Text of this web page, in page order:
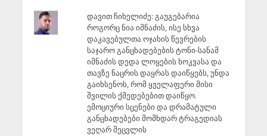
დავით ჩიხელიძე: გაუგებარია
როგორც ნია იმნაძის, ისე სხვა
დაკავებულთა ოჯახის წევრების
საჯარო განცხადებების ტონი-სანამ
იმნაძის დედა ლოყების ხოკვასა და
თავზე ნაცრის დაყრას დაიწყებს, უნდა
გაიხსენოს, რომ ყველაფერი მისი
შვილის ქმედებებით დაიწყო.
ემოციური სცენები და დრამატული
განცხადებები მომხდარ ტრაგედიას
ვეღარ შეცვლის